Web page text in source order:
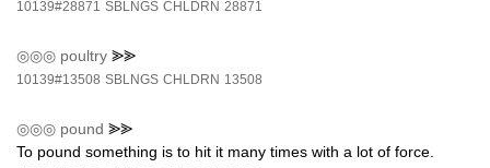
10139#28871 SBLNGS CHLDRN 28871
◎◎◎ poultry ⪢⪢
10139#13508 SBLNGS CHLDRN 13508
◎◎◎ pound ⪢⪢
To pound something is to hit it many times with a lot of force.